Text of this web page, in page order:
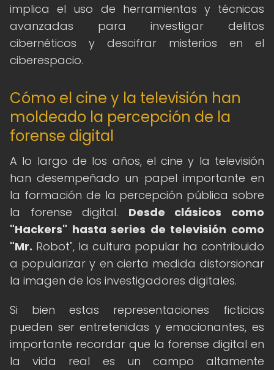
implica el uso de herramientas y técnicas
avanzadas para investigar delitos
cibernéticos y descifrar misterios en el
ciberespacio.
Cómo el cine y la televisión han
moldeado la percepción de la
forense digital
A lo largo de los años, el cine y la televisión
han desempeñado un papel importante en
la formación de la percepción pública sobre
la forense digital. Desde clásicos como
"Hackers" hasta series de televisión como
"Mr. Robot", la cultura popular ha contribuido
a popularizar y en cierta medida distorsionar
la imagen de los investigadores digitales.
Si bien estas representaciones ficticias
pueden ser entretenidas y emocionantes, es
importante recordar que la forense digital en
la vida real es un campo altamente